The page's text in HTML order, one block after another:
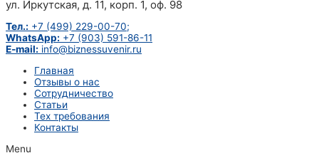
ул. Иркутская, д. 11, корп. 1, оф. 98
Тел.: +7 (499) 229-00-70;
WhatsApp: +7 (903) 591-86-11
E-mail: info@biznessuvenir.ru
Главная
Отзывы о нас
Сотрудничество
Статьи
Тех требования
Контакты
Menu